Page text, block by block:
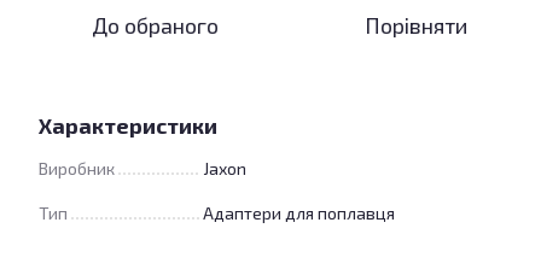
До обраного Порівняти
Характеристики
Виробник Jaxon
Тип Адаптери для поплавця